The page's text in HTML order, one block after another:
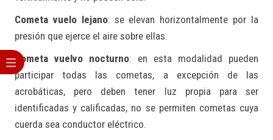
Cometa vuelo lejano: se elevan horizontalmente por la
presión que ejerce el aire sobre ellas.
Cometa vuelvo nocturno: en esta modalidad pueden
participar todas las cometas, a excepción de las
acrobáticas, pero deben tener luz propia para ser
identificadas y calificadas, no se permiten cometas cuya
cuerda sea conductor eléctrico.